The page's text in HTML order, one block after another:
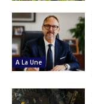
A La Une